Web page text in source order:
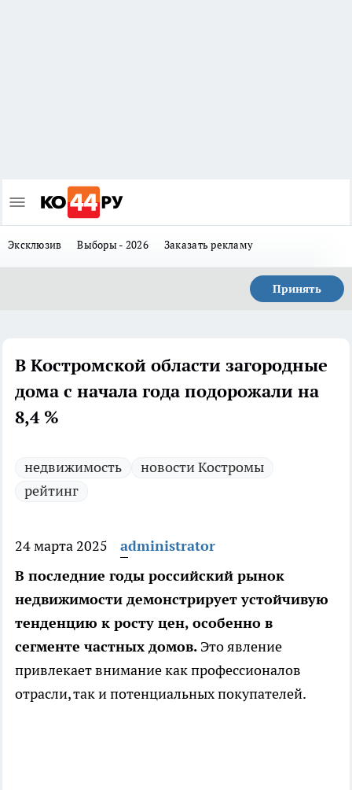
Эксклюзив Выборы - 2026 Заказать рекламу
Принять
В Костромской области загородные
дома с начала года подорожали на
8,4 %
недвижимость
новости Костромы
рейтинг
24 марта 2025
administrator
В последние годы российский рынок
недвижимости демонстрирует устойчивую
тенденцию к росту цен, особенно в
сегменте частных домов. Это явление
привлекает внимание как профессионалов
отрасли, так и потенциальных покупателей.